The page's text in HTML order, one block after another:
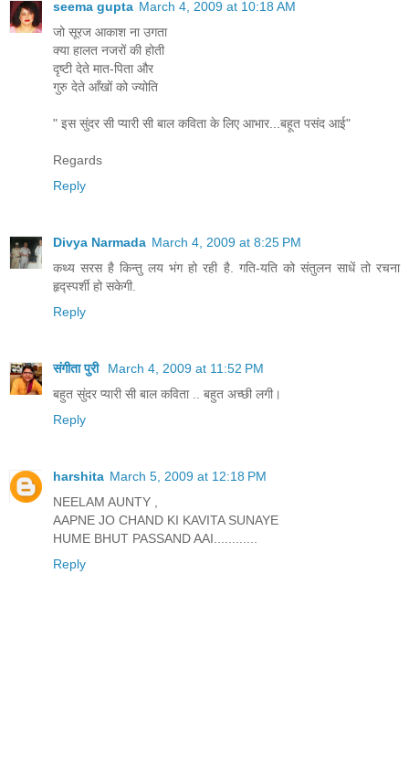
seema gupta March 4, 2009 at 10:18 AM
जो सूरज आकाश ना उगता
क्या हालत नजरों की होती
दृष्टी देते मात-पिता और
गुरु देते आँखों को ज्योति
" इस सुंदर सी प्यारी सी बाल कविता के लिए आभार...बहूत पसंद आई"
Regards
Reply
Divya Narmada March 4, 2009 at 8:25 PM
कथ्य सरस है किन्तु लय भंग हो रही है. गति-यति को संतुलन साधें तो रचना
हृद्स्पर्शी हो सकेगी.
Reply
संगीता पुरी
March 4, 2009 at 11:52 PM
बहुत सुंदर प्‍यारी सी बाल कविता .. बहुत अच्‍छी लगी।
Reply
harshita March 5, 2009 at 12:18 PM
NEELAM AUNTY ,
AAPNE JO CHAND KI KAVITA SUNAYE
HUME BHUT PASSAND AAI............
Reply